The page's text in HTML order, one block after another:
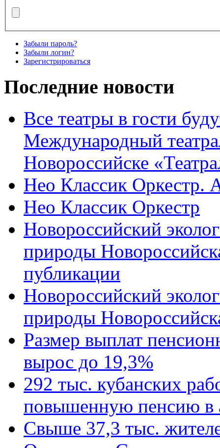
Забыли пароль?
Забыли логин?
Зарегистрироваться
Последние новости
Все театры в гости
Международный
Новороссийске
Нео Классик Оркестр.
Нео Классик Оркестр
Новороссийский
природы
публикации
Новороссийский
природы
Размер выплат
вырос до 19,3%
292 тыс. кубанских
повышенную пенсию в
Свыше 37,3 тыс.